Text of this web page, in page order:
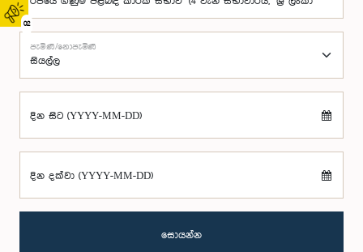
02
පැමිණි/නොපැමිණි
දින සිට (YYYY-MM-DD)
දින දක්වා (YYYY-MM-DD)
සොයන්න